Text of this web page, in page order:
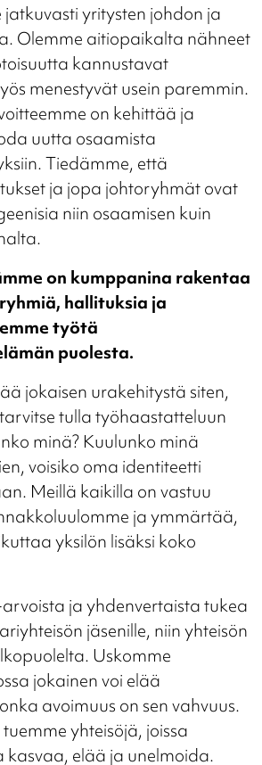
jatkuvasti yritysten johdon ja
Olemme aitiopaikalta nähneet
kannustavat
menestyvät usein paremmin.
on kehittää ja
uutta osaamista
Tiedämme, että
ja jopa johtoryhmät ovat
niin osaamisen kuin
on kumppanina rakentaa
hallituksia ja
työtä
puolesta.
jokaisen urakehitystä siten,
tulla työhaastatteluun
minä? Kuulunko minä
voisiko oma identiteetti
Meillä kaikilla on vastuu
ja ymmärtää,
yksilön lisäksi koko
ja yhdenvertaista tukea
jäsenille, niin yhteisön
Uskomme
jokainen voi elää
avoimuus on sen vahvuus.
yhteisöjä, joissa
kasvaa, elää ja unelmoida.